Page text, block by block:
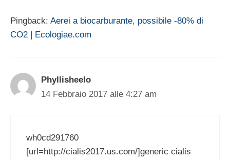
Pingback: Aerei a biocarburante, possibile -80% di
CO2 | Ecologiae.com
Phyllisheelo
14 Febbraio 2017 alle 4:27 am
wh0cd291760
[url=http://cialis2017.us.com/]generic cialis